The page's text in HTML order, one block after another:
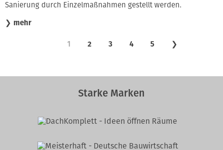
Sanierung durch Einzel­maßnahmen gestellt werden.
❯ mehr
1 2 3 4 5 ❯
Starke Marken